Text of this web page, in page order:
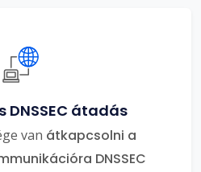
DNSSEC átadás
van átkapcsolni a
DNSSEC